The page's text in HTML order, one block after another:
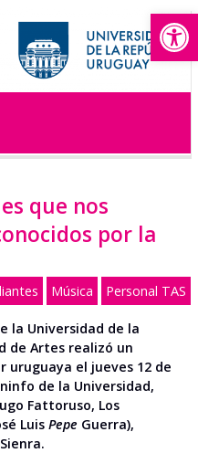
que nos
por la
Música Personal TAS
la Universidad de la
de Artes realizó un
uruguaya el jueves 12 de
de la Universidad,
Fattoruso, Los
Luis Pepe Guerra),